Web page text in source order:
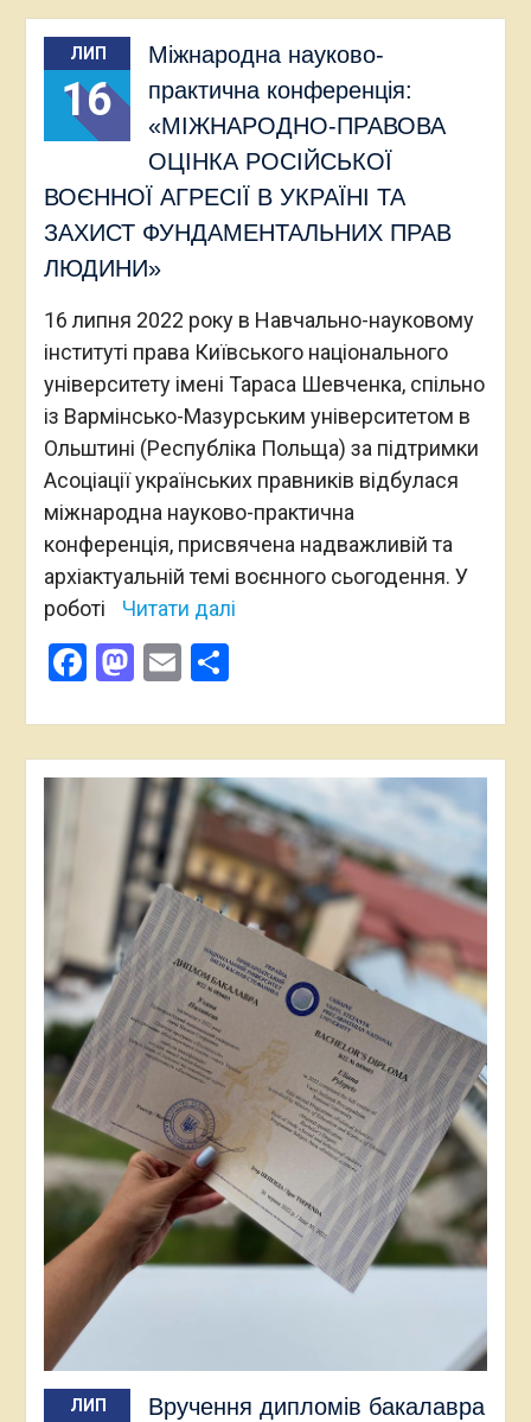
ЛИП
16
Міжнародна науково-
практична конференція:
«МІЖНАРОДНО-ПРАВОВА
ОЦІНКА РОСІЙСЬКОЇ
ВОЄННОЇ АГРЕСІЇ В УКРАЇНІ ТА
ЗАХИСТ ФУНДАМЕНТАЛЬНИХ ПРАВ
ЛЮДИНИ»
16 липня 2022 року в Навчально-науковому
інституті права Київського національного
університету імені Тараса Шевченка, спільно
із Вармінсько-Мазурським університетом в
Ольштині (Республіка Польща) за підтримки
Асоціації українських правників відбулася
міжнародна науково-практична
конференція, присвячена надважливій та
архіактуальній темі воєнного сьогодення. У
роботі
Читати далі
Facebook
Mastodon
EmailПоділитися
ЛИП Вручення дипломів бакалавра